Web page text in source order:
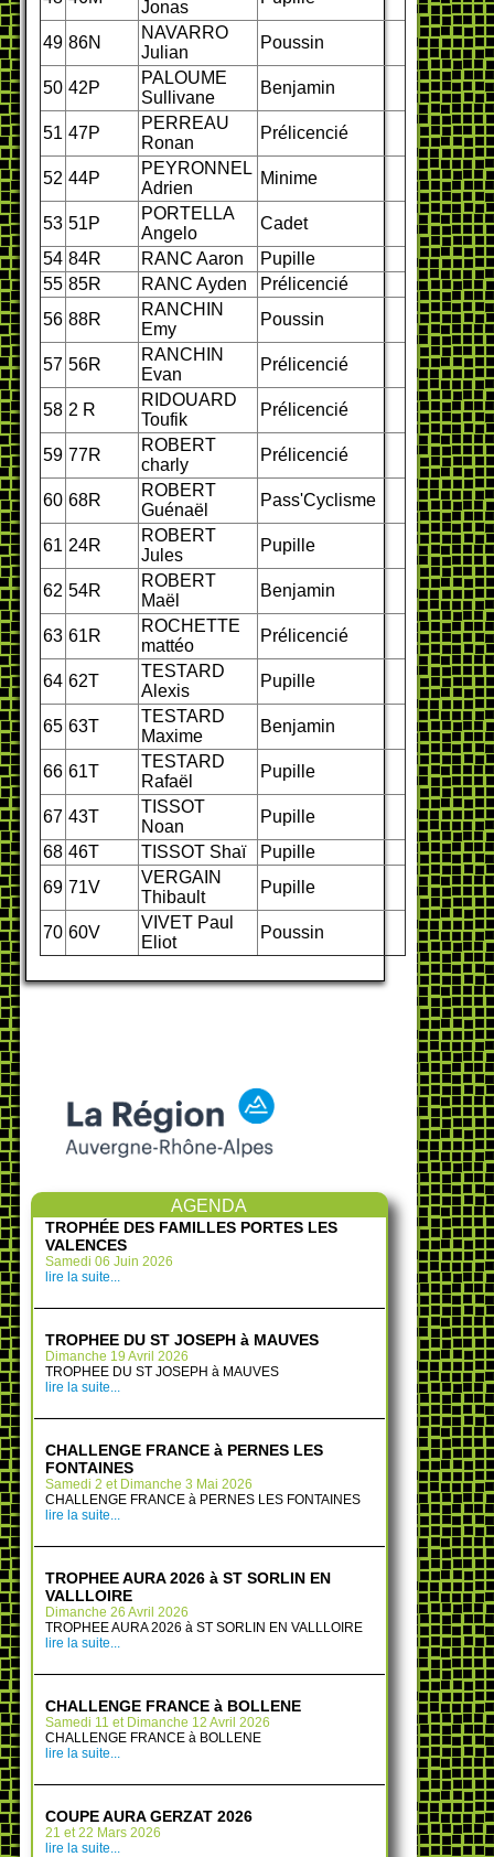
Jonas
49 86N
NAVARRO
Julian
Poussin
50 42P
PALOUME
Sullivane
Benjamin
51 47P
PERREAU
Ronan
Prélicencié
52 44P
PEYRONNEL
Adrien
Minime
53 51P
PORTELLA
Angelo
Cadet
54 84R RANC Aaron
Pupille
55 85R RANC Ayden
Prélicencié
56 88R
RANCHIN
Emy
Poussin
57 56R
RANCHIN
Evan
Prélicencié
58 2 R
RIDOUARD
Toufik
Prélicencié
59 77R
ROBERT
charly
Prélicencié
60 68R
ROBERT
Guénaël
Pass'Cyclisme
61 24R
ROBERT
Jules
Pupille
62 54R
ROBERT
Maël
Benjamin
63 61R
ROCHETTE
mattéo
Prélicencié
64 62T
TESTARD
Alexis
Pupille
65 63T
TESTARD
Maxime
Benjamin
66 61T
TESTARD
Rafaël
Pupille
67 43T
TISSOT
Noan
Pupille
68 46T TISSOT Shaï
Pupille
69 71V
VERGAIN
Thibault
Pupille
70 60V
VIVET Paul
Eliot
Poussin
AGENDA
TROPHÉE DES FAMILLES PORTES LES
VALENCES
Samedi 06 Juin 2026
lire la suite...
TROPHEE DU ST JOSEPH à MAUVES
Dimanche 19 Avril 2026
TROPHEE DU ST JOSEPH à MAUVES
lire la suite...
CHALLENGE FRANCE à PERNES LES
FONTAINES
Samedi 2 et Dimanche 3 Mai 2026
CHALLENGE FRANCE à PERNES LES FONTAINES
lire la suite...
TROPHEE AURA 2026 à ST SORLIN EN
VALLLOIRE
Dimanche 26 Avril 2026
TROPHEE AURA 2026 à ST SORLIN EN VALLLOIRE
lire la suite...
CHALLENGE FRANCE à BOLLENE
Samedi 11 et Dimanche 12 Avril 2026
CHALLENGE FRANCE à BOLLENE
lire la suite...
COUPE AURA GERZAT 2026
21 et 22 Mars 2026
lire la suite...